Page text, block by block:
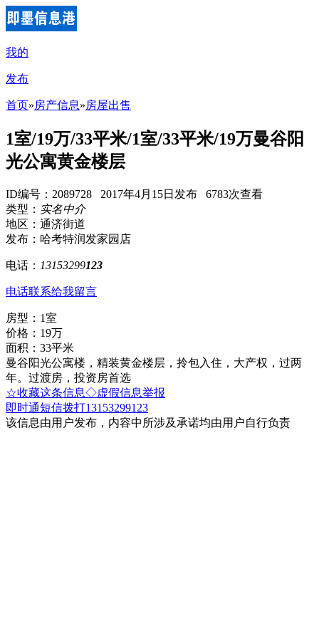
我的
发布
首页»房产信息»房屋出售
1室/19万/33平米/1室/33平米/19万曼谷阳
光公寓黄金楼层
ID编号：2089728 2017年4月15日发布 6783次查看
类型： 实名中介
地区：通济街道
发布：哈考特润发家园店
电话： 13153299123
电话联系给我留言
房型：1室
价格：19万
面积：33平米
曼谷阳光公寓楼，精装黄金楼层，拎包入住，大产权，过两
年。过渡房，投资房首选
☆收藏这条信息◇虚假信息举报
即时通短信拨打13153299123
该信息由用户发布，内容中所涉及承诺均由用户自行负责